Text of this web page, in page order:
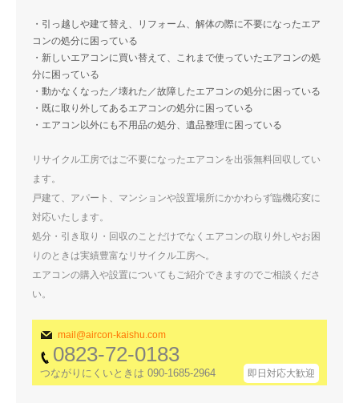
・引っ越しや建て替え、リフォーム、解体の際に不要になったエア
コンの処分に困っている
・新しいエアコンに買い替えて、これまで使っていたエアコンの処
分に困っている
・動かなくなった／壊れた／故障したエアコンの処分に困っている
・既に取り外してあるエアコンの処分に困っている
・エアコン以外にも不用品の処分、遺品整理に困っている
リサイクル工房ではご不要になったエアコンを出張無料回収してい
ます。
戸建て、アパート、マンションや設置場所にかかわらず臨機応変に
対応いたします。
処分・引き取り・回収のことだけでなくエアコンの取り外しやお困
りのときは実績豊富なリサイクル工房へ。
エアコンの購入や設置についてもご紹介できますのでご相談くださ
い。
mail@aircon-kaishu.com
0823-72-0183
つながりにくいときは 090-1685-2964 即日対応大歓迎